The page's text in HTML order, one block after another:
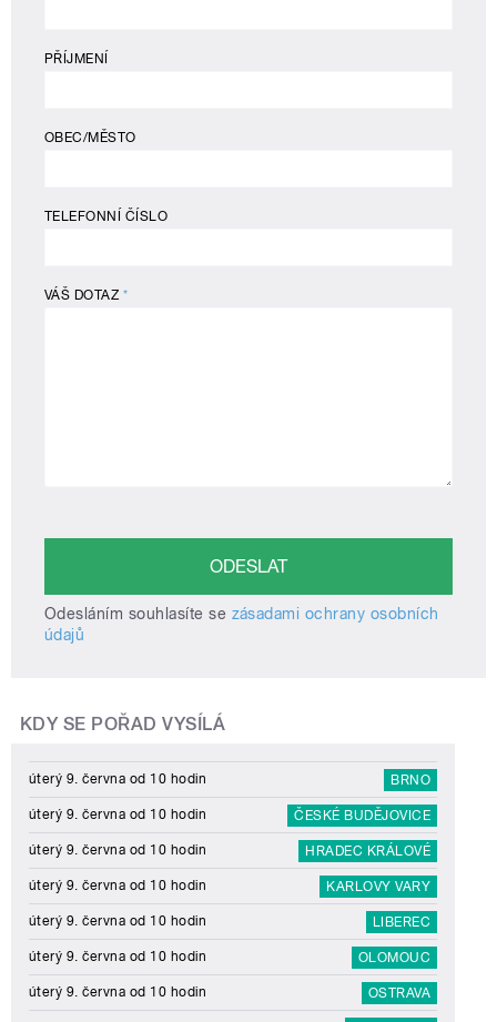
PŘÍJMENÍ
OBEC/MĚSTO
TELEFONNÍ ČÍSLO
VÁŠ DOTAZ *
Odesláním souhlasíte se zásadami ochrany osobních
údajů
KDY SE POŘAD VYSÍLÁ
úterý 9. června od 10 hodin BRNO
úterý 9. června od 10 hodin ČESKÉ BUDĚJOVICE
úterý 9. června od 10 hodin HRADEC KRÁLOVÉ
úterý 9. června od 10 hodin KARLOVY VARY
úterý 9. června od 10 hodin LIBEREC
úterý 9. června od 10 hodin OLOMOUC
úterý 9. června od 10 hodin OSTRAVA